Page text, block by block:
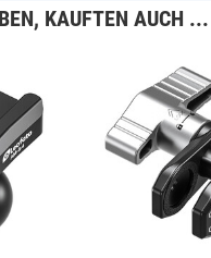
KAUFTEN AUCH ...